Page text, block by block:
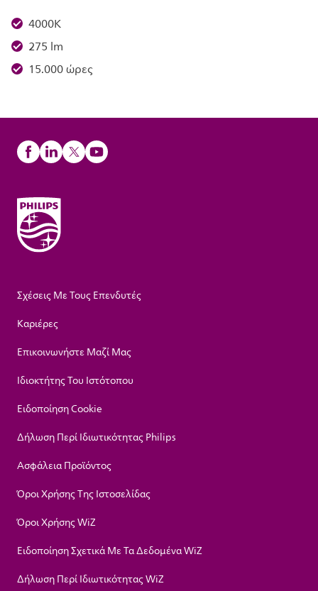
4000K
275 lm
15.000 ώρες
Σχέσεις Με Τους Επενδυτές
Καριέρες
Επικοινωνήστε Μαζί Μας
Ιδιοκτήτης Του Ιστότοπου
Ειδοποίηση Cookie
Δήλωση Περί Ιδιωτικότητας Philips
Ασφάλεια Προϊόντος
Όροι Χρήσης Της Ιστοσελίδας
Όροι Χρήσης WiZ
Ειδοποίηση Σχετικά Με Τα Δεδομένα WiZ
Δήλωση Περί Ιδιωτικότητας WiZ